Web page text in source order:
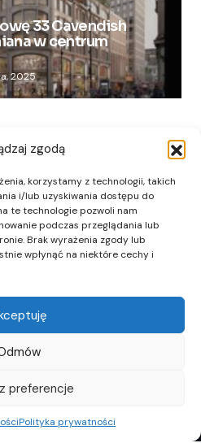
zgodą
korzystamy z technologii, takich
i/lub uzyskiwania dostępu do
te technologie pozwoli nam
podczas przeglądania lub
Brak wyrażenia zgody lub
wpłynąć na niektóre cechy i
preferencje
Polityka prywatności
33 Cavendish
w centrum
2025